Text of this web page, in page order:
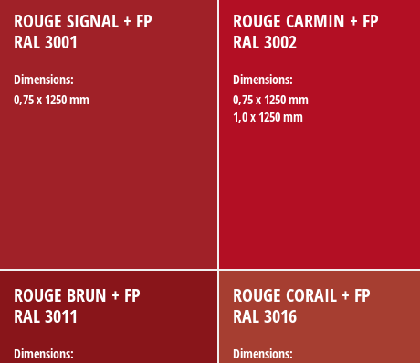
ROUGE SIGNAL + FP
RAL 3001
Dimensions:
0,75 x 1250 mm
ROUGE CARMIN + FP
RAL 3002
Dimensions:
0,75 x 1250 mm
1,0 x 1250 mm
ROUGE BRUN + FP
RAL 3011
Dimensions:
ROUGE CORAIL + FP
RAL 3016
Dimensions: